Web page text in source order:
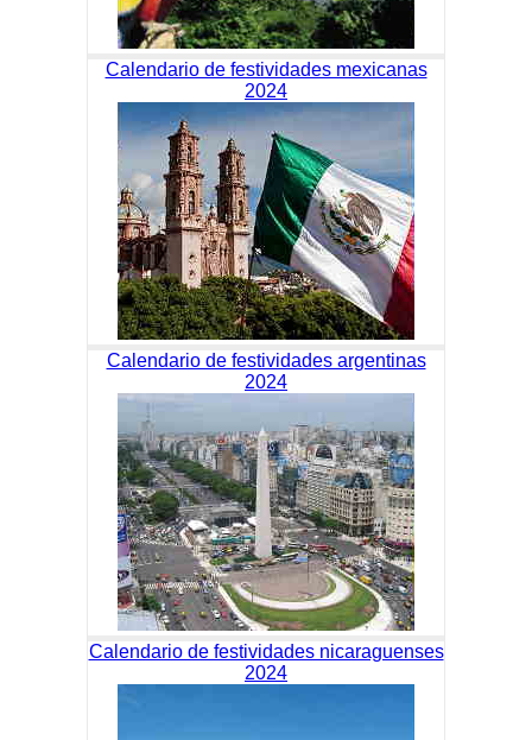
Calendario de festividades mexicanas
2024
Calendario de festividades argentinas
2024
Calendario de festividades nicaraguenses
2024